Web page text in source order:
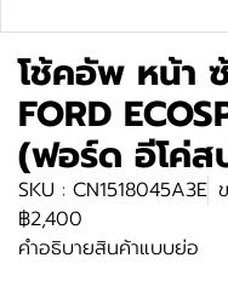
โช้คอัพ หน้า
FORD
(ฟอร์ด อีโค่
SKU : CN1518045A3E
฿2,400
คำอธิบายสินค้าแบบย่อ